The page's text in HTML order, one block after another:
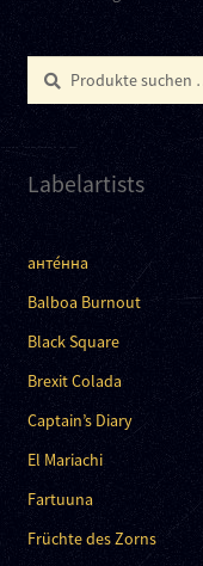
Suchen
nach:
Suchen
Labelartists
анте́нна
Balboa Burnout
Black Square
Brexit Colada
Captain’s Diary
El Mariachi
Fartuuna
Früchte des Zorns